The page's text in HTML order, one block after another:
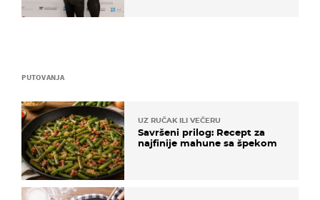
PUTOVANJA
UZ RUČAK ILI VEČERU
Savršeni prilog: Recept za
najfinije mahune sa špekom